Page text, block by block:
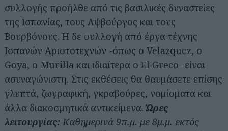
συλλογής προήλθε από τις βασιλικές δυναστείες
της Ισπανίας, τους Αψβούργος και τους
Βουρβόνους. Η δε συλλογή από έργα τέχνης
Ισπανών Αριστοτεχνών -όπως ο Velazquez, o
Goya, o Murilla και ιδιαίτερα ο El Greco- είναι
ασυναγώνιστη. Στις εκθέσεις θα θαυμάσετε επίσης
γλυπτά, ζωγραφική, γκραβούρες, νομίσματα και
άλλα διακοσμητικά αντικείμενα.Ώρες
λειτουργίας: Καθημερινά 9π.μ. με 8μ.μ. εκτός